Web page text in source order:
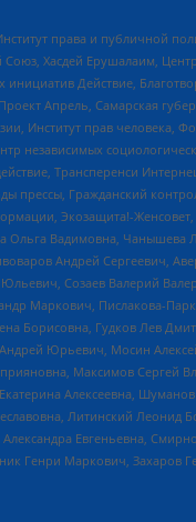
права и публичной
Хасдей Ерушалаим,
Действие,
Апрель, Самарская
Институт прав человека,
независимых
Трансперенси
прессы, Гражданский
Экозащита!-
Ольга Вадимовна, Чанышева
Андрей Сергеевич,
Созаев Валерий
Маркович, Пислакова-
Борисовна, Гудков Лев
Юрьевич, Мосин
Максимов Сергей
Алексеевна,
Литинский Леонид
Евгеньевна,
Генри Маркович, Захаров